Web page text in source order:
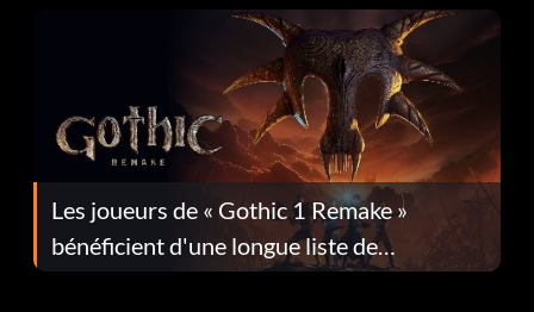
Les joueurs de « Gothic 1 Remake »
bénéficient d'une longue liste de
corrections dans la mise à jour 1.0.4